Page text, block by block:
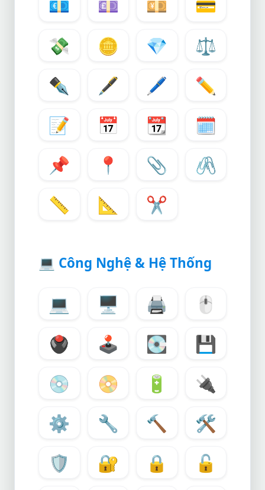
💶
💷 💴
💳
💸
🪙 💎
⚖️
✒️
🖋️ 🖊️
✏️
📝
📅 📆
🗓️
📌
📍 📎
🖇️
📏
📐 ✂️
💻 Công Nghệ & Hệ Thống
💻 🖥️ 🖨️
🖱️
🖲️
🕹️ 💽
💾
💿
📀 🔋
🔌
⚙️
🔧 🔨
🛠️
🛡️
🔐 🔒
🔓